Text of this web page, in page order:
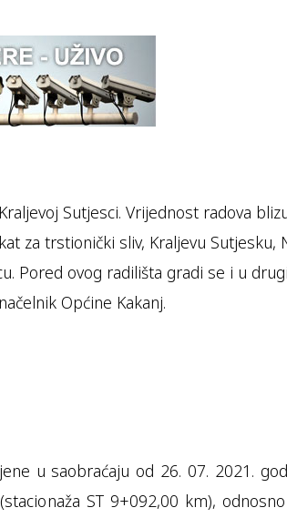
Sutjesci. Vrijednost radova
za trstionički sliv, Kraljevu Sutjesku,
Pored ovog radilišta gradi se i u
Općine Kakanj.
u saobraćaju od 26. 07. 2021.
ST 9+092,00 km),